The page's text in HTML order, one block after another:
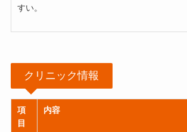
すい。
クリニック情報
項
目
内容